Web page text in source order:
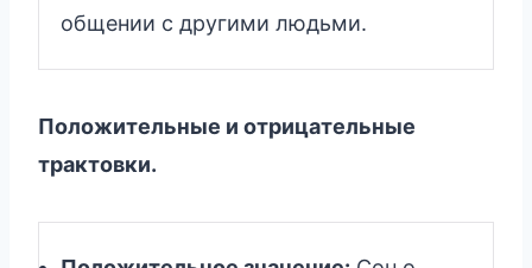
общении с другими людьми.
Положительные и отрицательные
трактовки.